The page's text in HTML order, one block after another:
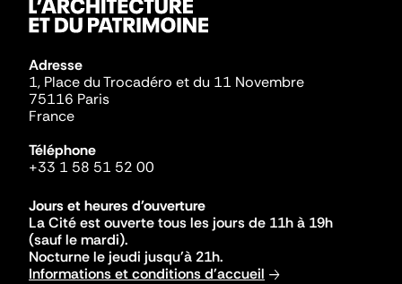
Adresse
1, Place du Trocadéro et du 11 Novembre
75116 Paris
France
Téléphone
+33 1 58 51 52 00
Jours et heures d'ouverture
La Cité est ouverte tous les jours de 11h à 19h
(sauf le mardi).
Nocturne le jeudi jusqu'à 21h.
Informations et conditions d'accueil